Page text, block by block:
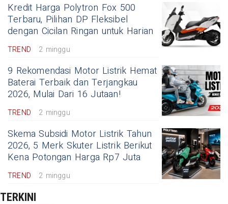
Kredit Harga Polytron Fox 500
Terbaru, Pilihan DP Fleksibel
dengan Cicilan Ringan untuk Harian
TREND 2 minggu
9 Rekomendasi Motor Listrik Hemat
Baterai Terbaik dan Terjangkau
2026, Mulai Dari 16 Jutaan!
TREND 2 minggu
Skema Subsidi Motor Listrik Tahun
2026, 5 Merk Skuter Listrik Berikut
Kena Potongan Harga Rp7 Juta
TREND 2 minggu
TERKINI